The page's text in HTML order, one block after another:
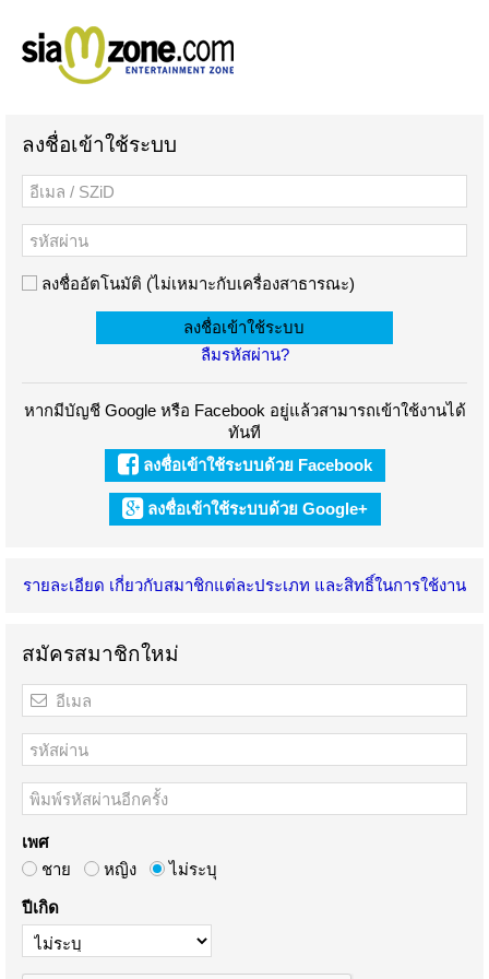
ลงชื่อเข้าใช้ระบบ
ลงชื่ออัตโนมัติ (ไม่เหมาะกับเครื่องสาธารณะ)
ลืมรหัสผ่าน?
หากมีบัญชี Google หรือ Facebook อยู่แล้วสามารถเข้าใช้งานได้
ทันที
ลงชื่อเข้าใช้ระบบด้วย Facebook
ลงชื่อเข้าใช้ระบบด้วย Google+
รายละเอียด เกี่ยวกับสมาชิกแต่ละประเภท และสิทธิ์ในการใช้งาน
สมัครสมาชิกใหม่
เพศ
ชาย
หญิง ไม่ระบุ
ปีเกิด